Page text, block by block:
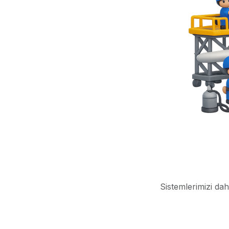
Sistemlerimizi